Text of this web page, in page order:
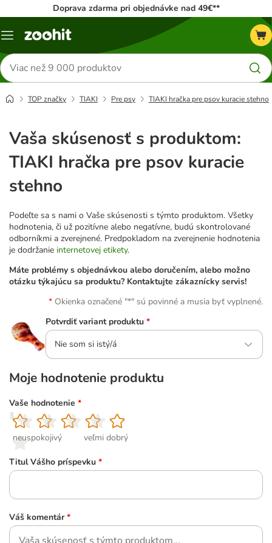
Doprava zdarma pri objednávke nad 49€**
Kategórie
Hľadať
produkty
TOP značky TIAKI Pre psy TIAKI hračka pre psov kuracie stehno
Vaša skúsenosť s produktom:
TIAKI hračka pre psov kuracie
stehno
Podeľte sa s nami o Vaše skúsenosti s týmto produktom. Všetky
hodnotenia, či už pozitívne alebo negatívne, budú skontrolované
odborníkmi a zverejnené. Predpokladom na zverejnenie hodnotenia
je dodržanie internetovej etikety.
Máte problémy s objednávkou alebo doručením, alebo možno
otázku týkajúcu sa produktu? Kontaktujte zákaznícky servis!
Okienka označené "*" sú povinné a musia byť vyplnené.
Potvrdiť variant produktu *
Nie som si istý/á
Moje hodnotenie produktu
Vaše hodnotenie *
1
neuspokojivý
2
3
4
5
veľmi dobrý
Titul Vášho príspevku *
Váš komentár *